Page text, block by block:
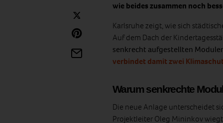
wie beides zusammen noch
Karlsruhe zeigt, wie sich
Auf dem Dach der
senkrecht aufgestellten
verbindet damit zwei
Warum senkrechte
Die neue Anlage unterscheidet
Projektleiter Oleg Mininkov